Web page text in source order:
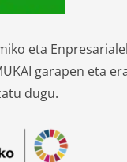
eta
garapen eta
dugu.